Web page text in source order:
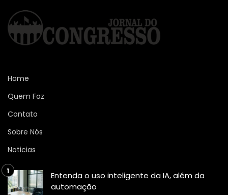
Home
Quem Faz
Contato
Sobre Nós
Noticias
Entenda o uso inteligente da IA, além da
automação